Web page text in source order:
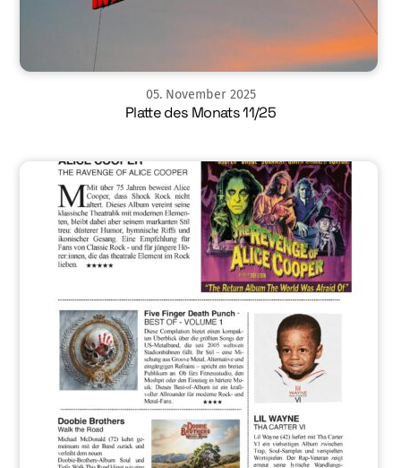
05. November 2025
Platte des Monats 11/25